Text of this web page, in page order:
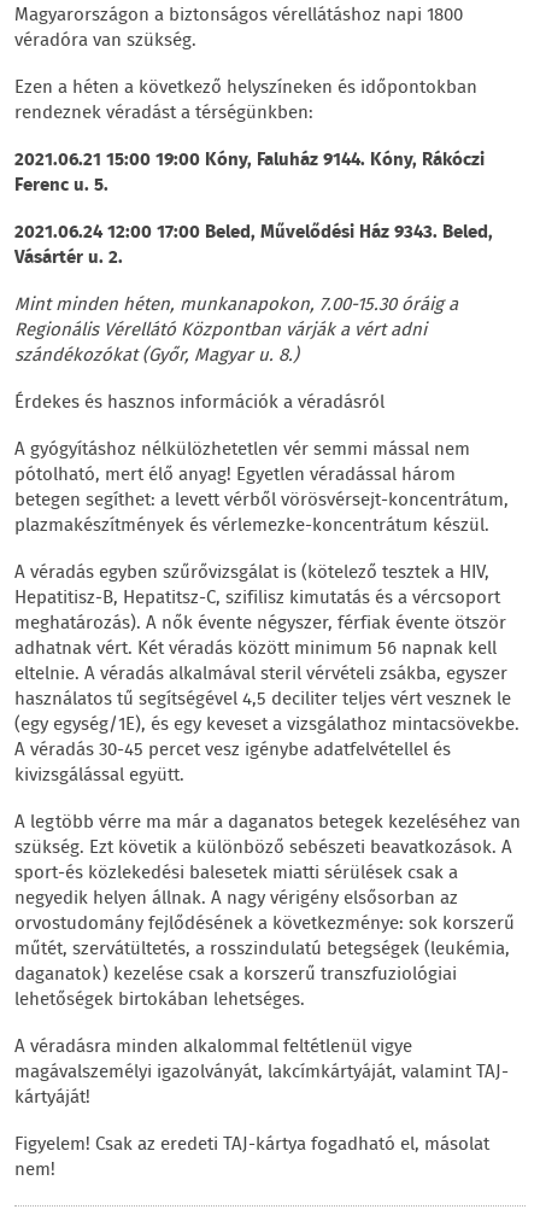
Magyarországon a biztonságos vérellátáshoz napi 1800
véradóra van szükség.
Ezen a héten a következő helyszíneken és időpontokban
rendeznek véradást a térségünkben:
2021.06.21 15:00 19:00 Kóny, Faluház 9144. Kóny, Rákóczi
Ferenc u. 5.
2021.06.24 12:00 17:00 Beled, Művelődési Ház 9343. Beled,
Vásártér u. 2.
Mint minden héten, munkanapokon, 7.00-15.30 óráig a
Regionális Vérellátó Központban várják a vért adni
szándékozókat (Győr, Magyar u. 8.)
Érdekes és hasznos információk a véradásról
A gyógyításhoz nélkülözhetetlen vér semmi mással nem
pótolható, mert élő anyag! Egyetlen véradással három
betegen segíthet: a levett vérből vörösvérsejt-koncentrátum,
plazmakészítmények és vérlemezke-koncentrátum készül.
A véradás egyben szűrővizsgálat is (kötelező tesztek a HIV,
Hepatitisz-B, Hepatitsz-C, szifilisz kimutatás és a vércsoport
meghatározás). A nők évente négyszer, férfiak évente ötször
adhatnak vért. Két véradás között minimum 56 napnak kell
eltelnie. A véradás alkalmával steril vérvételi zsákba, egyszer
használatos tű segítségével 4,5 deciliter teljes vért vesznek le
(egy egység/1E), és egy keveset a vizsgálathoz mintacsövekbe.
A véradás 30-45 percet vesz igénybe adatfelvétellel és
kivizsgálással együtt.
A legtöbb vérre ma már a daganatos betegek kezeléséhez van
szükség. Ezt követik a különböző sebészeti beavatkozások. A
sport-és közlekedési balesetek miatti sérülések csak a
negyedik helyen állnak. A nagy vérigény elsősorban az
orvostudomány fejlődésének a következménye: sok korszerű
műtét, szervátültetés, a rosszindulatú betegségek (leukémia,
daganatok) kezelése csak a korszerű transzfuziológiai
lehetőségek birtokában lehetséges.
A véradásra minden alkalommal feltétlenül vigye
magávalszemélyi igazolványát, lakcímkártyáját, valamint TAJ-
kártyáját!
Figyelem! Csak az eredeti TAJ-kártya fogadható el, másolat
nem!